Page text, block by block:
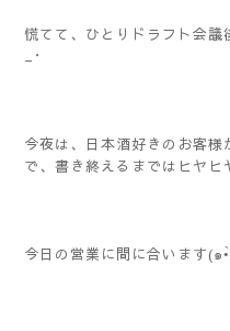
慌てて、ひとりドラフト会
_･
今夜は、日本酒好きのお客
で、書き終えるまではヒヤ